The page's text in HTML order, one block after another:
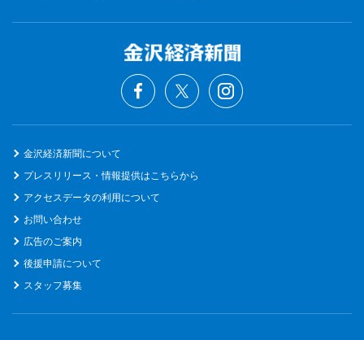
金沢経済新聞について
プレスリリース・情報提供はこちらから
アクセスデータの利用について
お問い合わせ
広告のご案内
後援申請について
スタッフ募集